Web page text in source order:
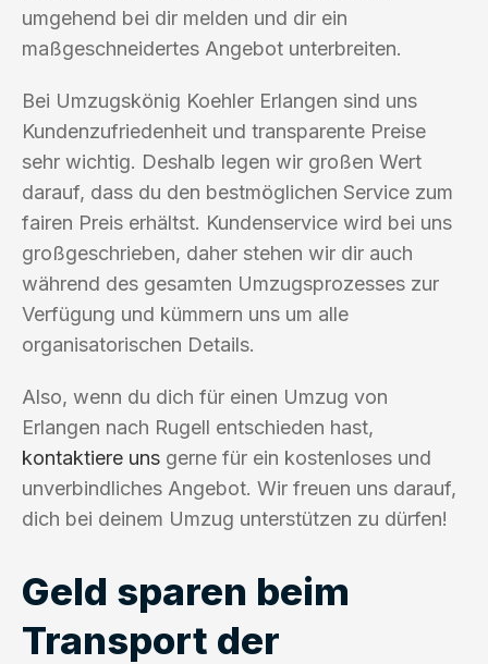
umgehend bei dir melden und dir ein
maßgeschneidertes Angebot unterbreiten.
Bei Umzugskönig Koehler Erlangen sind uns
Kundenzufriedenheit und transparente Preise
sehr wichtig. Deshalb legen wir großen Wert
darauf, dass du den bestmöglichen Service zum
fairen Preis erhältst. Kundenservice wird bei uns
großgeschrieben, daher stehen wir dir auch
während des gesamten Umzugsprozesses zur
Verfügung und kümmern uns um alle
organisatorischen Details.
Also, wenn du dich für einen Umzug von
Erlangen nach Rugell entschieden hast,
kontaktiere uns gerne für ein kostenloses und
unverbindliches Angebot. Wir freuen uns darauf,
dich bei deinem Umzug unterstützen zu dürfen!
Geld sparen beim
Transport der